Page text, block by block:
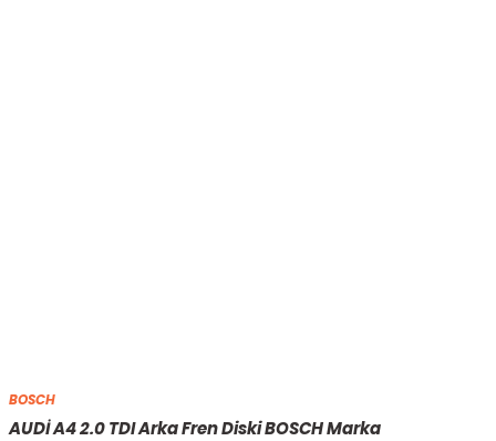
BOSCH
AUDİ A4 2.0 TDI Arka Fren Diski BOSCH Marka